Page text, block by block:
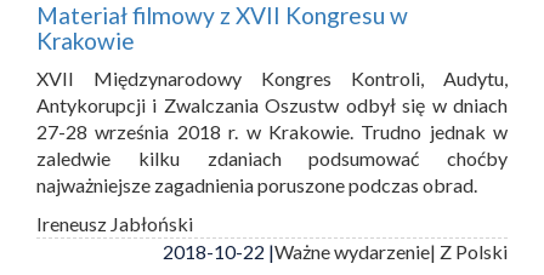
Materiał filmowy z XVII Kongresu w
Krakowie
XVII Międzynarodowy Kongres Kontroli, Audytu,
Antykorupcji i Zwalczania Oszustw odbył się w dniach
27-28 września 2018 r. w Krakowie. Trudno jednak w
zaledwie kilku zdaniach podsumować choćby
najważniejsze zagadnienia poruszone podczas obrad.
Ireneusz Jabłoński
2018-10-22 |Ważne wydarzenie| Z Polski